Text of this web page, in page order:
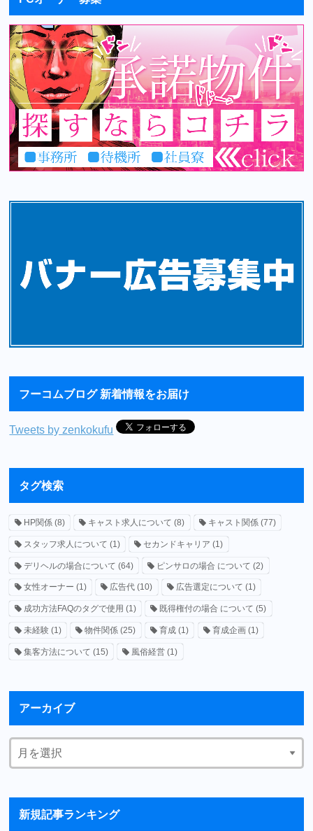
フーコムブログ 新着情報をお届け
Tweets by zenkokufu
タグ検索
HP関係(8) キャスト求人について (8) キャスト関係 (77)
スタッフ求人について (1) セカンドキャリア (1)
デリヘルの場合について (64) ピンサロの場合 について (2)
女性オーナー (1) 広告代 (10) 広告選定について (1)
成功方法FAQのタグで使用 (1) 既得権付の場合 について (5)
未経験(1) 物件関係 (25) 育成 (1) 育成企画(1)
集客方法について (15) 風俗経営 (1)
アーカイブ
新規記事ランキング